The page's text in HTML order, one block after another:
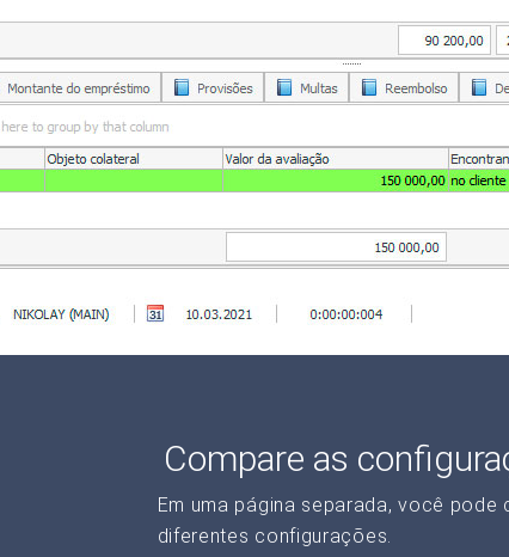
Compare as
Em uma página separada, você
diferentes configurações.